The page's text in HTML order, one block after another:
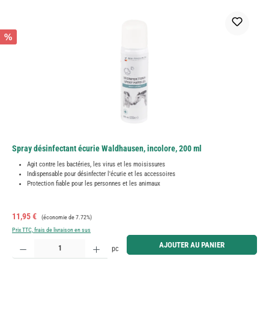
%
Spray désinfectant écurie Waldhausen, incolore, 200 ml
Agit contre les bactéries, les virus et les moisissures
Indispensable pour désinfecter l'écurie et les accessoires
Protection fiable pour les personnes et les animaux
Prix de vente :
11,95 € Prix régulier :
(économie de 7.72%)
Prix TTC, frais de livraison en sus
Quantité de produit : Entrez la quantité souhaitée ou utilisez les boutons pour augmenter ou
pc AJOUTER AU PANIER